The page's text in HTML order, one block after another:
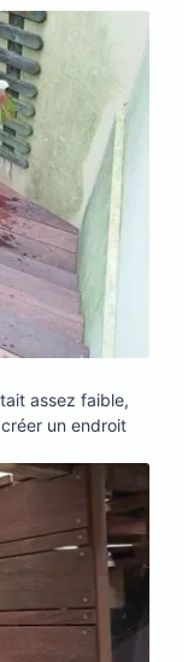
assez faible,
un endroit